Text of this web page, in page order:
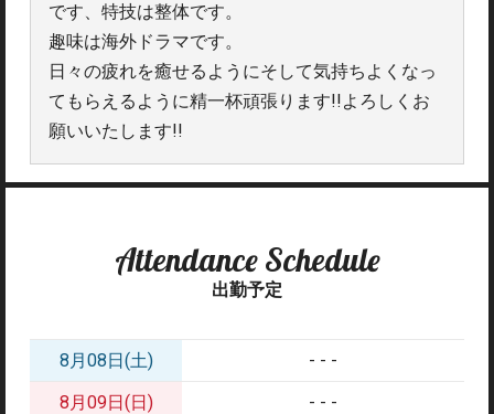
です、特技は整体です。
趣味は海外ドラマです。
日々の疲れを癒せるようにそして気持ちよくなっ
てもらえるように精一杯頑張ります!!よろしくお
願いいたします!!
Attendance Schedule
出勤予定
8月08日(土)
- - -
8月09日(日)
- - -